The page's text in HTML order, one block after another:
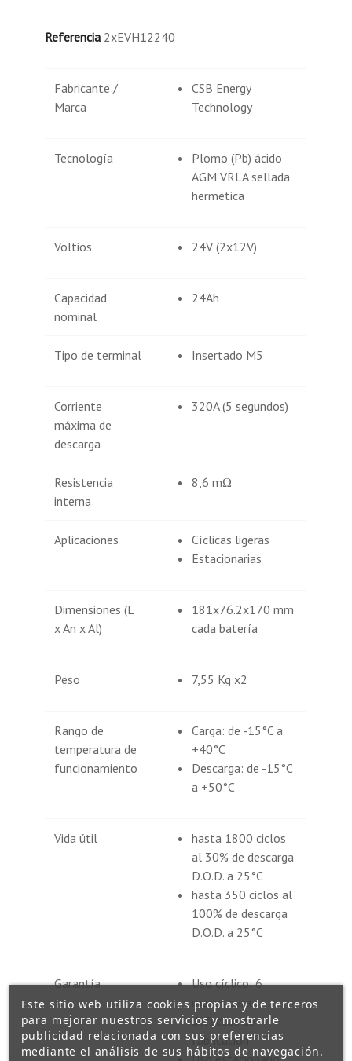
Referencia 2xEVH12240
Fabricante /
Marca
CSB Energy
Technology
Tecnología
Plomo (Pb) ácido
AGM VRLA sellada
hermética
Voltios 24V (2x12V)
Capacidad
nominal
24Ah
Tipo de terminal Insertado M5
Corriente
máxima de
descarga
320A (5 segundos)
Resistencia
interna
8,6 mΩ
Aplicaciones
Cíclicas ligeras
Estacionarias
Dimensiones (L
x An x Al)
181x76.2x170 mm
cada batería
Peso 7,55 Kg x2
Rango de
temperatura de
funcionamiento
Carga: de -15°C a
+40°C
Descarga: de -15°C
a +50°C
Vida útil
hasta 1800 ciclos
al 30% de descarga
D.O.D. a 25°C
hasta 350 ciclos al
100% de descarga
D.O.D. a 25°C
Garantía
Uso cíclico: 6
meses para
defectos de
fabricación
Este sitio web utiliza cookies propias y de terceros
para mejorar nuestros servicios y mostrarle
publicidad relacionada con sus preferencias
mediante el análisis de sus hábitos de navegación.